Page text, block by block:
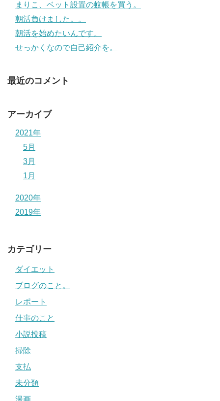
まりこ、ベット設置の蚊帳を買う。
朝活負けました。。
朝活を始めたいんです。
せっかくなので自己紹介を。
最近のコメント
アーカイブ
2021年
5月
3月
1月
2020年
2019年
カテゴリー
ダイエット
ブログのこと。
レポート
仕事のこと
小説投稿
掃除
支払
未分類
漫画